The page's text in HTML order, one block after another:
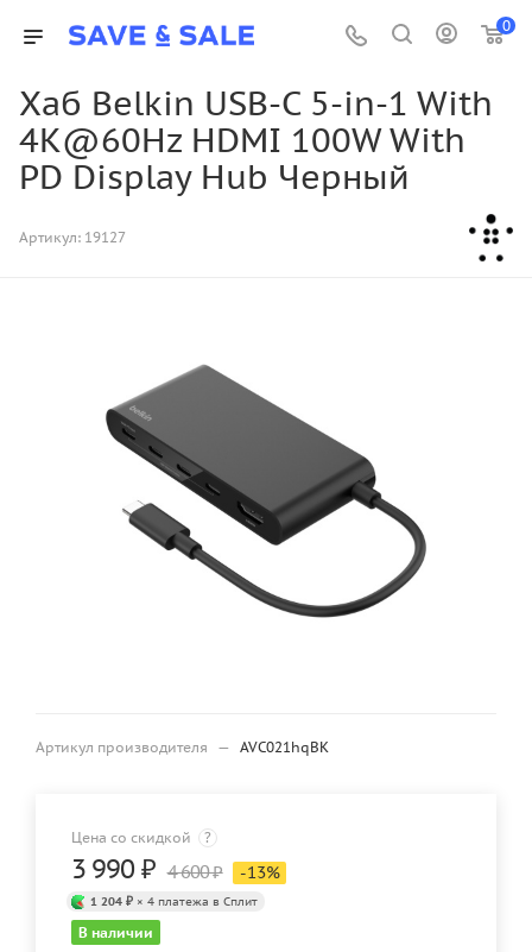
0
Хаб Belkin USB-C 5-in-1 With
4K@60Hz HDMI 100W With
PD Display Hub Черный
Артикул: 19127
Артикул производителя — AVC021hqBK
Цена со скидкой ?
3 990 ₽ 4 600₽ -13%
1 204 ₽ × 4 платежа в Сплит
В наличии